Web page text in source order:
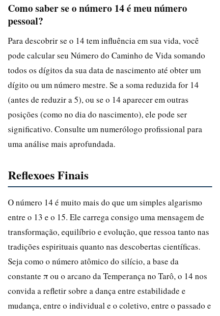
Como saber se o número 14 é meu número
pessoal?
Para descobrir se o 14 tem influência em sua vida, você
pode calcular seu Número do Caminho de Vida somando
todos os dígitos da sua data de nascimento até obter um
dígito ou um número mestre. Se a soma reduzida for 14
(antes de reduzir a 5), ou se o 14 aparecer em outras
posições (como no dia do nascimento), ele pode ser
significativo. Consulte um numerólogo profissional para
uma análise mais aprofundada.
Reflexoes Finais
O número 14 é muito mais do que um simples algarismo
entre o 13 e o 15. Ele carrega consigo uma mensagem de
transformação, equilíbrio e evolução, que ressoa tanto nas
tradições espirituais quanto nas descobertas científicas.
Seja como o número atômico do silício, a base da
constante π ou o arcano da Temperança no Tarô, o 14 nos
convida a refletir sobre a dança entre estabilidade e
mudança, entre o individual e o coletivo, entre o passado e